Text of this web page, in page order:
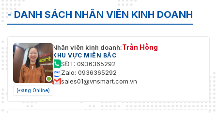
- DANH SÁCH NHÂN VIÊN KINH DOANH
(Đang Online)
Nhân viên kinh doanh:Trần Hồng
KHU VỰC MIỀN BẮC
SĐT: 0936365292
Zalo: 0936365292
sales01@vnsmart.com.vn